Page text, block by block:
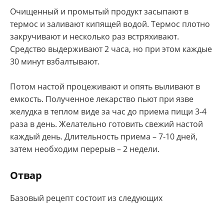
Очищенный и промытый продукт засыпают в
термос и заливают кипящей водой. Термос плотно
закручивают и несколько раз встряхивают.
Средство выдерживают 2 часа, но при этом каждые
30 минут взбалтывают.
Потом настой процеживают и опять выливают в
емкость. Полученное лекарство пьют при язве
желудка в теплом виде за час до приема пищи 3-4
раза в день. Желательно готовить свежий настой
каждый день. Длительность приема – 7-10 дней,
затем необходим перерыв – 2 недели.
Отвар
Базовый рецепт состоит из следующих